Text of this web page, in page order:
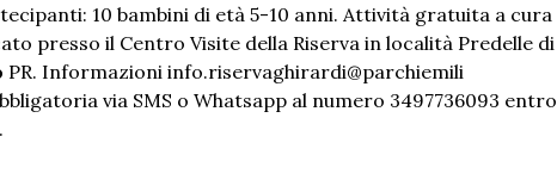
10 bambini di età 5-10 anni. Attività gratuita a cura
presso il Centro Visite della Riserva in località Predelle di
PR. Informazioni info.riservaghirardi@parchiemili
via SMS o Whatsapp al numero 3497736093 entro